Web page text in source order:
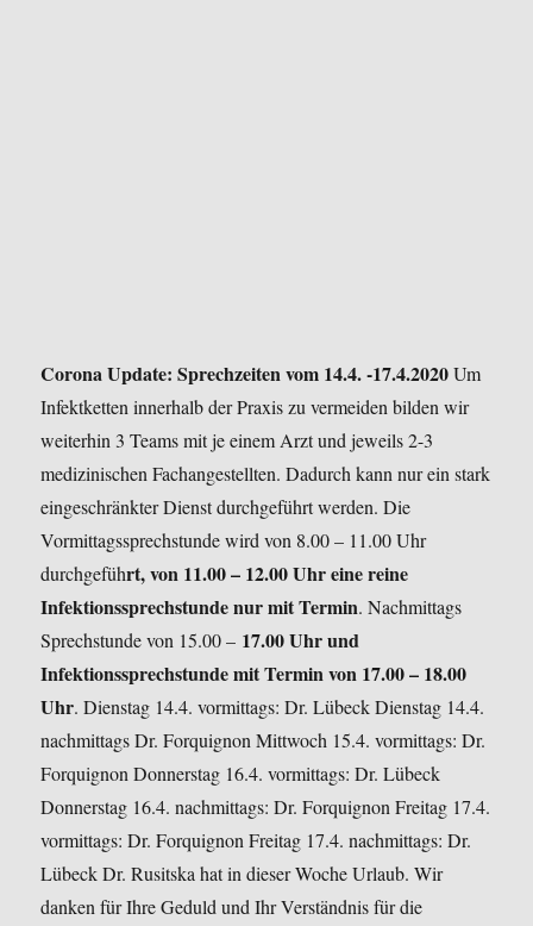
Corona Update: Sprechzeiten vom 14.4. -17.4.2020 Um
Infektketten innerhalb der Praxis zu vermeiden bilden wir
weiterhin 3 Teams mit je einem Arzt und jeweils 2-3
medizinischen Fachangestellten. Dadurch kann nur ein stark
eingeschränkter Dienst durchgeführt werden.Die
Vormittagssprechstunde wird von 8.00 – 11.00 Uhr
durchgeführt, von 11.00 – 12.00 Uhr eine reine
Infektionssprechstunde nur mit Termin.Nachmittags
Sprechstunde von 15.00 – 17.00 Uhr und
Infektionssprechstunde mit Termin von 17.00 – 18.00
Uhr.Dienstag 14.4. vormittags: Dr. LübeckDienstag 14.4.
nachmittags Dr. ForquignonMittwoch 15.4. vormittags: Dr.
ForquignonDonnerstag 16.4. vormittags: Dr. Lübeck
Donnerstag 16.4. nachmittags: Dr. ForquignonFreitag 17.4.
vormittags: Dr. ForquignonFreitag 17.4. nachmittags: Dr.
LübeckDr. Rusitska hat in dieser Woche Urlaub.Wir
danken für Ihre Geduld und Ihr Verständnis für die